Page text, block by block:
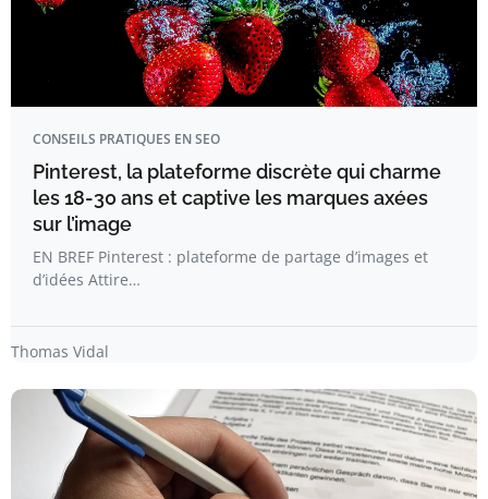
CONSEILS PRATIQUES EN SEO
Pinterest, la plateforme discrète qui charme
les 18-30 ans et captive les marques axées
sur l’image
EN BREF Pinterest : plateforme de partage d’images et
d’idées Attire…
Thomas Vidal